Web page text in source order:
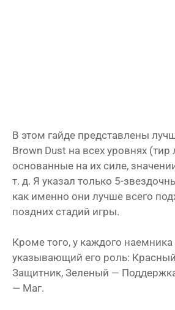
В этом гайде представлены
Brown Dust на всех уровнях (тир
основанные на их силе,
т. д. Я указал только 5-
как именно они лучше всего
поздних стадий игры.
Кроме того, у каждого наемника
указывающий его роль:
Защитник, Зеленый —
— Маг.